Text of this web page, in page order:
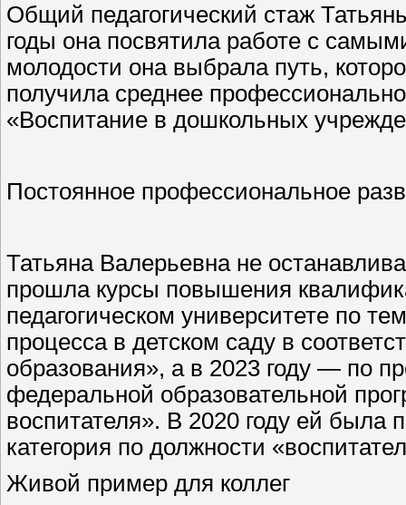
Общий педагогический стаж
годы она посвятила работе с
молодости она выбрала путь,
получила среднее
«Воспитание в дошкольных
Постоянное профессиональное
Татьяна Валерьевна не
прошла курсы повышения
педагогическом университете по
процесса в детском саду в
образования», а в 2023 году — по
федеральной образовательной
воспитателя». В 2020 году ей была
категория по должности
Живой пример для коллег